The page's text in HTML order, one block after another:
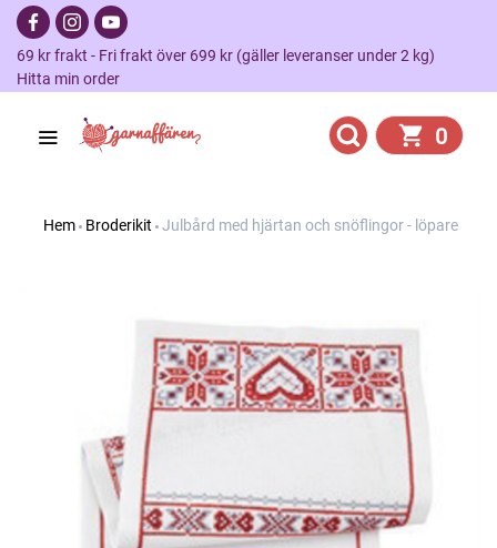
69 kr frakt - Fri frakt över 699 kr (gäller leveranser under 2 kg)
Hitta min order
0
Hem Broderikit Julbård med hjärtan och snöflingor - löpare